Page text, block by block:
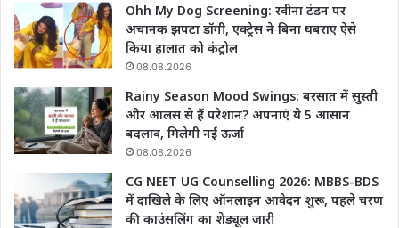
Ohh My Dog Screening: रवीना टंडन पर
अचानक झपटा डॉगी, एक्ट्रेस ने बिना घबराए ऐसे
किया हालात को कंट्रोल
08.08.2026
Rainy Season Mood Swings: बरसात में सुस्ती
और आलस से हैं परेशान? अपनाएं ये 5 आसान
बदलाव, मिलेगी नई ऊर्जा
08.08.2026
CG NEET UG Counselling 2026: MBBS-BDS
में दाखिले के लिए ऑनलाइन आवेदन शुरू, पहले चरण
की काउंसलिंग का शेड्यूल जारी